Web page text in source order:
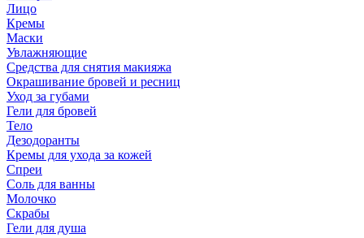
Лицо
Кремы
Маски
Увлажняющие
Средства для снятия макияжа
Окрашивание бровей и ресниц
Уход за губами
Гели для бровей
Тело
Дезодоранты
Кремы для ухода за кожей
Спреи
Соль для ванны
Молочко
Скрабы
Гели для душа